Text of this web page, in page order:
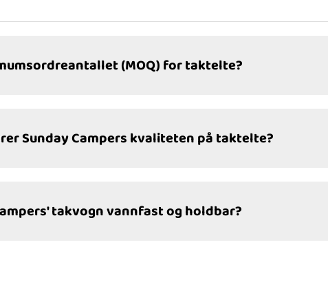
(MOQ) for taktelte?
Sunday Campers kvaliteten på taktelte?
takvogn vannfast og holdbar?